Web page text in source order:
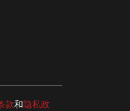
款和隐私政